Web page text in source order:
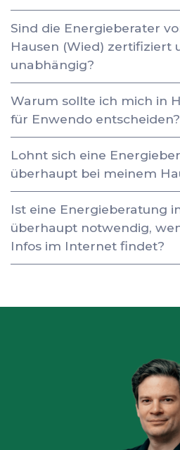
Sind die Energieberater
Hausen (Wied) zertifiziert
unabhängig?
Warum sollte ich mich in
für Enwendo entscheiden?
Lohnt sich eine
überhaupt bei meinem
Ist eine Energieberatung
überhaupt notwendig,
Infos im Internet findet?